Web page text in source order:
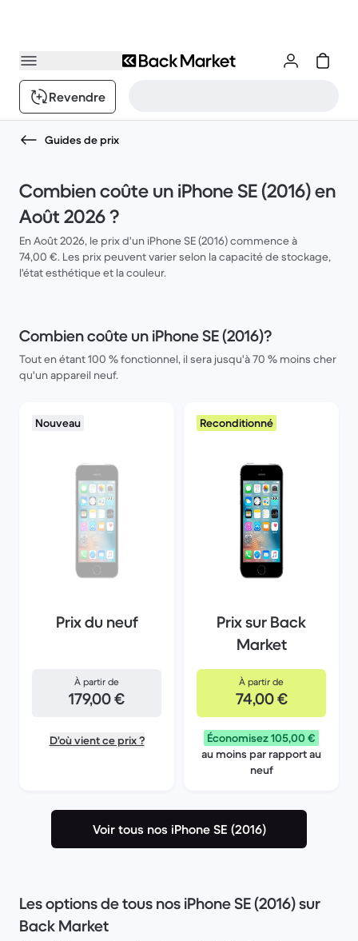
Revendre
Guides de prix
Combien coûte un iPhone SE (2016) en
Août 2026 ?
En Août 2026, le prix d'un iPhone SE (2016) commence à
74,00 €. Les prix peuvent varier selon la capacité de stockage,
l'état esthétique et la couleur.
Combien coûte un iPhone SE (2016)?
Tout en étant 100 % fonctionnel, il sera jusqu'à 70 % moins cher
qu'un appareil neuf.
Nouveau
Prix du neuf
À partir de
179,00 €
D'où vient ce prix ?
Reconditionné
Prix sur Back
Market
À partir de
74,00 €
Économisez 105,00 €
au moins par rapport au
neuf
Voir tous nos iPhone SE (2016)
Les options de tous nos iPhone SE (2016) sur
Back Market